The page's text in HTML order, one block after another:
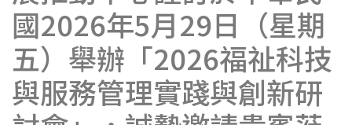
國2026年5月29日（星期
五）舉辦「2026福祉科技
與服務管理實踐與創新研